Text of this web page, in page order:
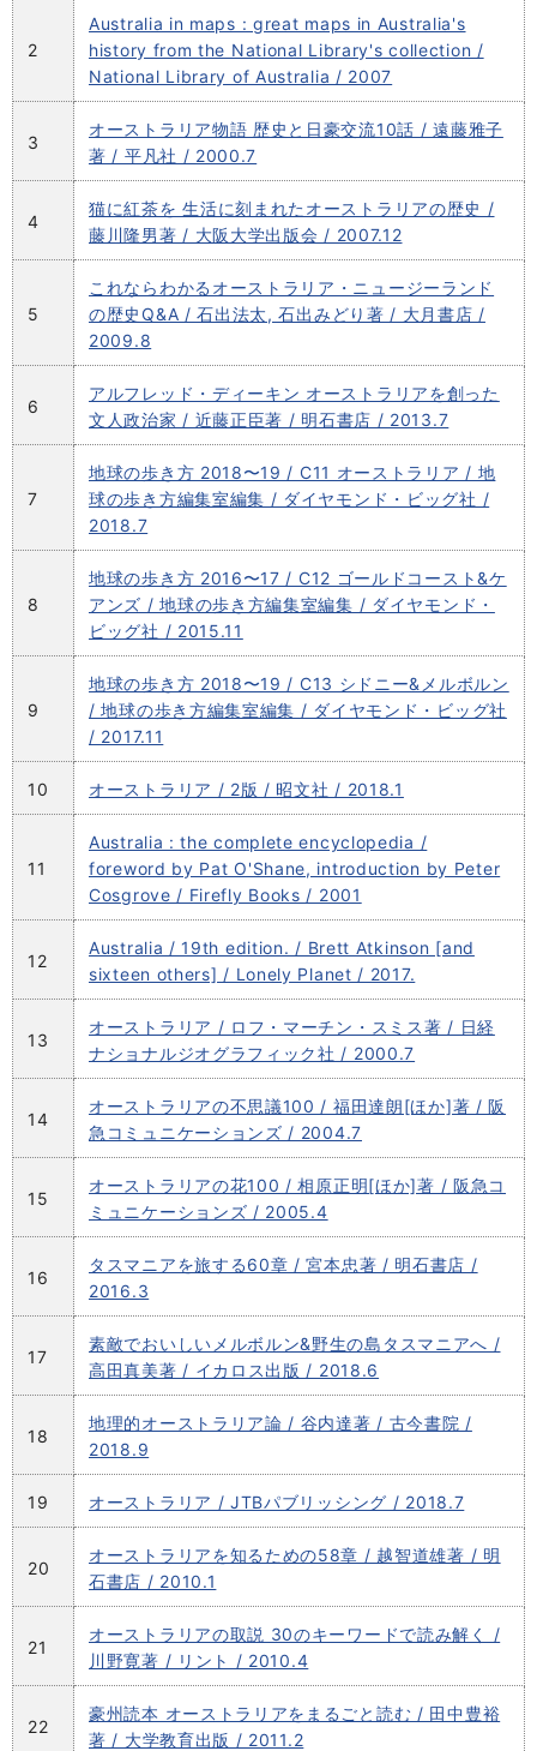
2
Australia in maps : great maps in Australia's
history from the National Library's collection /
National Library of Australia / 2007
3
オーストラリア物語 歴史と日豪交流10話 / 遠藤雅子
著 / 平凡社 / 2000.7
4
猫に紅茶を 生活に刻まれたオーストラリアの歴史 /
藤川隆男著 / 大阪大学出版会 / 2007.12
5
これならわかるオーストラリア・ニュージーランド
の歴史Q&A / 石出法太, 石出みどり著 / 大月書店 /
2009.8
6
アルフレッド・ディーキン オーストラリアを創った
文人政治家 / 近藤正臣著 / 明石書店 / 2013.7
7
地球の歩き方 2018〜19 / C11 オーストラリア / 地
球の歩き方編集室編集 / ダイヤモンド・ビッグ社 /
2018.7
8
地球の歩き方 2016〜17 / C12 ゴールドコースト&ケ
アンズ / 地球の歩き方編集室編集 / ダイヤモンド・
ビッグ社 / 2015.11
9
地球の歩き方 2018〜19 / C13 シドニー&メルボルン
/ 地球の歩き方編集室編集 / ダイヤモンド・ビッグ社
/ 2017.11
10 オーストラリア / 2版 / 昭文社 / 2018.1
11
Australia : the complete encyclopedia /
foreword by Pat O'Shane, introduction by Peter
Cosgrove / Firefly Books / 2001
12
Australia / 19th edition. / Brett Atkinson [and
sixteen others] / Lonely Planet / 2017.
13
オーストラリア / ロフ・マーチン・スミス著 / 日経
ナショナルジオグラフィック社 / 2000.7
14
オーストラリアの不思議100 / 福田達朗[ほか]著 / 阪
急コミュニケーションズ / 2004.7
15
オーストラリアの花100 / 相原正明[ほか]著 / 阪急コ
ミュニケーションズ / 2005.4
16
タスマニアを旅する60章 / 宮本忠著 / 明石書店 /
2016.3
17
素敵でおいしいメルボルン&野生の島タスマニアへ /
高田真美著 / イカロス出版 / 2018.6
18
地理的オーストラリア論 / 谷内達著 / 古今書院 /
2018.9
19 オーストラリア / JTBパブリッシング / 2018.7
20
オーストラリアを知るための58章 / 越智道雄著 / 明
石書店 / 2010.1
21
オーストラリアの取説 30のキーワードで読み解く /
川野寛著 / リント / 2010.4
22
豪州読本 オーストラリアをまるごと読む / 田中豊裕
著 / 大学教育出版 / 2011.2